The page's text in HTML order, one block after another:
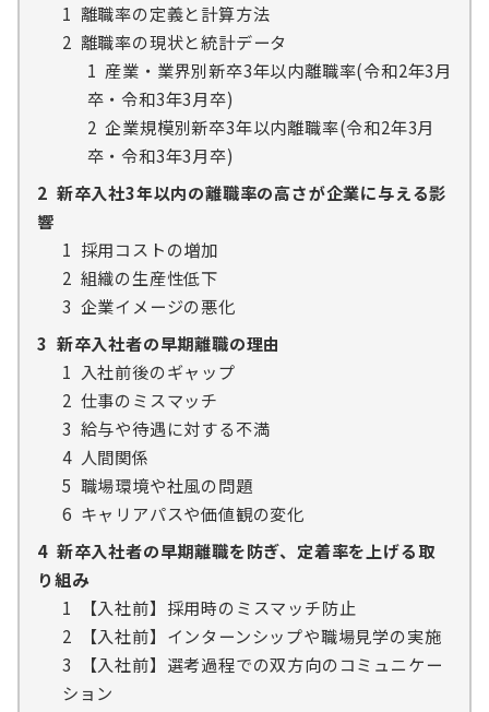
1 離職率の定義と計算方法
2 離職率の現状と統計データ
1 産業・業界別新卒3年以内離職率(令和2年3月
卒・令和3年3月卒)
2 企業規模別新卒3年以内離職率(令和2年3月
卒・令和3年3月卒)
2 新卒入社3年以内の離職率の高さが企業に与える影
響
1 採用コストの増加
2 組織の生産性低下
3 企業イメージの悪化
3 新卒入社者の早期離職の理由
1 入社前後のギャップ
2 仕事のミスマッチ
3 給与や待遇に対する不満
4 人間関係
5 職場環境や社風の問題
6 キャリアパスや価値観の変化
4 新卒入社者の早期離職を防ぎ、定着率を上げる取
り組み
1
【入社前】採用時のミスマッチ防止
2
【入社前】インターンシップや職場見学の実施
3
【入社前】選考過程での双方向のコミュニケー
ション